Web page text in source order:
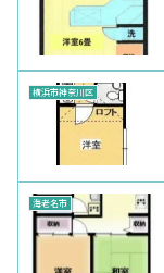
横浜市神奈川区
海老名市